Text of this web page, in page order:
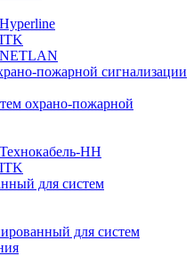
пожарной сигнализации
охрано-пожарной
НН
для систем
для систем